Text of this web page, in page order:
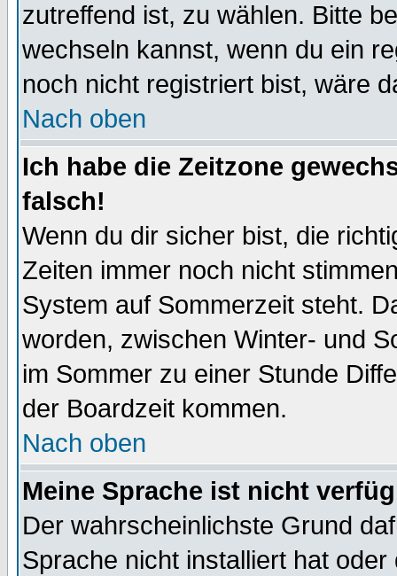
zutreffend ist, zu wählen. Bitte
wechseln kannst, wenn du ein
noch nicht registriert bist, wäre
Nach oben
Ich habe die Zeitzone
falsch!
Wenn du dir sicher bist, die
Zeiten immer noch nicht
System auf Sommerzeit steht.
worden, zwischen Winter- und
im Sommer zu einer Stunde
der Boardzeit kommen.
Nach oben
Meine Sprache ist nicht
Der wahrscheinlichste Grund
Sprache nicht installiert hat